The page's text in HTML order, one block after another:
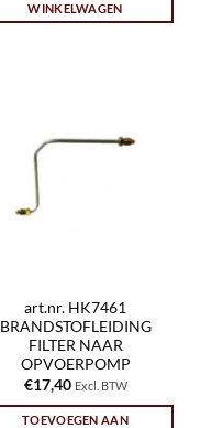
WINKELWAGEN
art.nr. HK7461
BRANDSTOFLEIDING
FILTER NAAR
OPVOERPOMP
€17,40 Excl. BTW
TOEVOEGEN AAN